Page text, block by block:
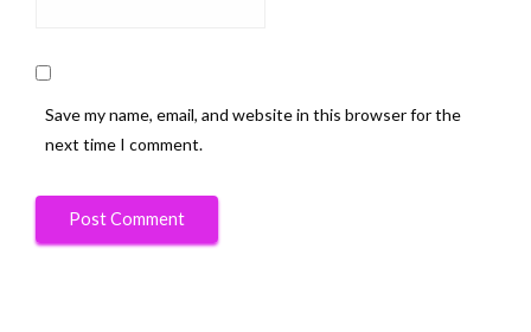
Save my name, email, and website in this browser for the
next time I comment.